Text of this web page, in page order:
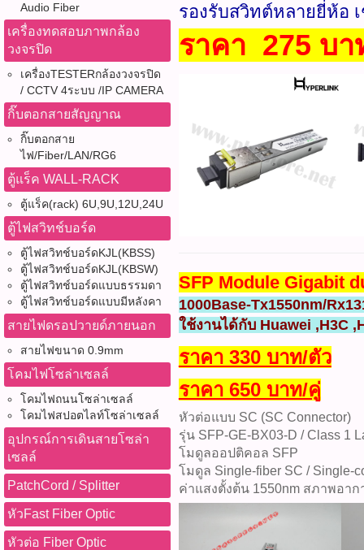
Audio Fiber
เครื่องทดสอบภาพกล้อง
วงจรปิด
เครื่องTESTERกล้องวงจรปิด
/ CCTV 4ระบบ /IP CAMERA
กิ๊บตอกสายสัญญาณ
กิ๊บตอกสาย
ไฟ/Fiber/LAN/RG6
ตู้แร็ค WALL-RACK
ตู้แร็ค(rack) 6U,9U,12U,24U
ตู้ไฟสวิทช์บอร์ด
ตู้ไฟสวิทช์บอร์ดKJL(KBSS)
ตู้ไฟสวิทช์บอร์ดKJL(KBSW)
ตู้ไฟสวิทช์บอร์ดแบบธรรมดา
ตู้ไฟสวิทช์บอร์ดแบบมีหลังคา
สายไฟดรอปวายด์ภายนอก
สายไฟขนาด 0.9mm
โคมไฟโซล่าเซลล์
โคมไฟถนนโซล่าเซลล์
โคมไฟสปอตไลท์โซล่าเซลล์
อุปกรณ์การเดินสายโซล่า
เซลล์
PatchCord / Splitter
หัวFast Fiber Optic
หัวต่อ Fiber Optic
รองรับสวิทต์หลายยี่ห้อ
ราคา 275 บา
SFP Module Gigabit
1000Base-Tx1550nm/
ใช้งานได้กับ Huawei ,H3C
ราคา 330 บาท/ตัว
ราคา 650 บาท/คู่
หัวต่อแบบ SC (SC Connector)
รุ่น SFP-GE-BX03-D / Class 1
โมดูลออปติคอล SFP
โมดูล Single-fiber SC / Single-
ค่าแสงตั้งต้น 1550nm สภาพอาก